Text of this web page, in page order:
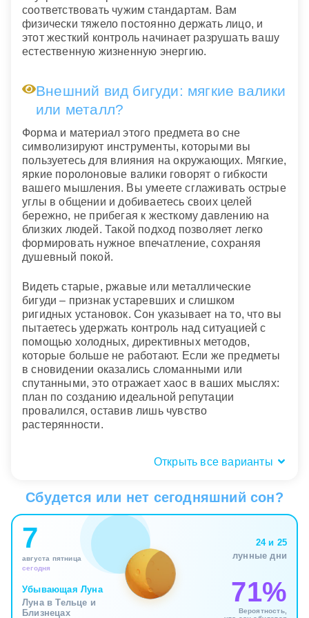
соответствовать чужим стандартам. Вам
физически тяжело постоянно держать лицо, и
этот жесткий контроль начинает разрушать вашу
естественную жизненную энергию.
Внешний вид бигуди: мягкие валики
или металл?
Форма и материал этого предмета во сне
символизируют инструменты, которыми вы
пользуетесь для влияния на окружающих. Мягкие,
яркие поролоновые валики говорят о гибкости
вашего мышления. Вы умеете сглаживать острые
углы в общении и добиваетесь своих целей
бережно, не прибегая к жесткому давлению на
близких людей. Такой подход позволяет легко
формировать нужное впечатление, сохраняя
душевный покой.
Видеть старые, ржавые или металлические
бигуди – признак устаревших и слишком
ригидных установок. Сон указывает на то, что вы
пытаетесь удержать контроль над ситуацией с
помощью холодных, директивных методов,
которые больше не работают. Если же предметы
в сновидении оказались сломанными или
спутанными, это отражает хаос в ваших мыслях:
план по созданию идеальной репутации
провалился, оставив лишь чувство
растерянности.
Открыть все варианты
домашний уют или улица?
Окружающая обстановка во сне задает масштаб
вашего внутреннего напряжения. Находиться в
бигуди перед домашним зеркалом или в кресле
парикмахера – абсолютно естественный сюжет.
Он подтверждает, что процессы
самоформирования и подготовки проходят в
безопасной среде. Вы позволили себе взять
Сбудется или нет сегодняшний сон?
7
августа пятница
сегодня
Убывающая Луна
Луна в Тельце и
Близнецах
24 и 25
лунные дни
71%
Вероятность,